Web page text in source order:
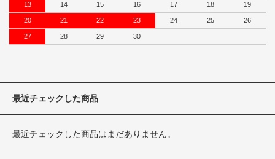
13 14 15 16 17 18 19
20 21 22 23 24 25 26
27 28 29 30
最近チェックした商品
最近チェックした商品はまだありません。